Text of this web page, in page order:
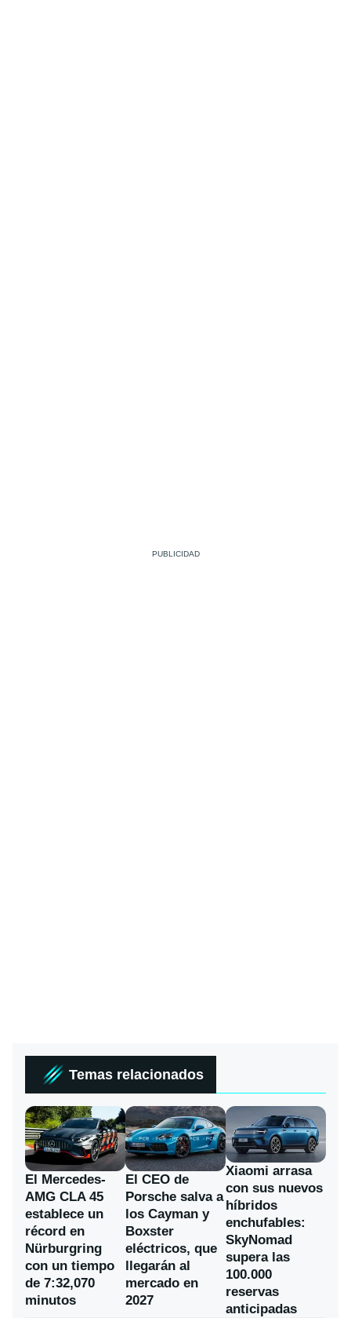
Temas relacionados
El Mercedes-
AMG CLA 45
establece un
récord en
Nürburgring
con un tiempo
de 7:32,070
minutos
El CEO de
Porsche salva a
los Cayman y
Boxster
eléctricos, que
llegarán al
mercado en
2027
Xiaomi arrasa
con sus nuevos
híbridos
enchufables:
SkyNomad
supera las
100.000
reservas
anticipadas